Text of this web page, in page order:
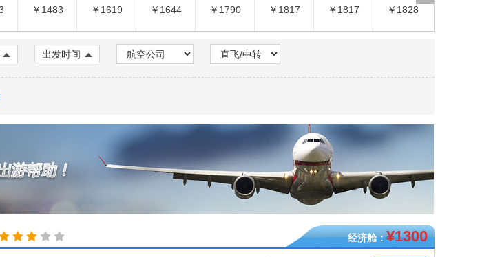
￥1483 ￥1619 ￥1644 ￥1790 ￥1817 ￥1817 ￥1828
出发时间
经济舱：¥1300